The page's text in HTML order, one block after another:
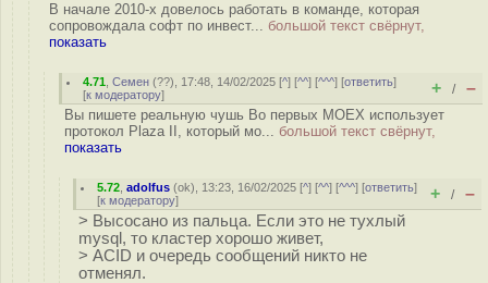
В начале 2010-х довелось работать в команде, которая
сопровождала софт по инвест... большой текст свёрнут,
показать
4.71 ,Семен (??), 17:48, 14/02/2025 [^] [^^] [^^^] [ответить]
[к модератору] + / –
Вы пишете реальную чушь Во первых MOEX использует
протокол Plaza II, который мо... большой текст свёрнут,
показать
5.72 ,adolfus (ok), 13:23, 16/02/2025 [^] [^^] [^^^] [ответить]
[к модератору] + / –
> Высосано из пальца. Если это не тухлый
mysql, то кластер хорошо живет,
> ACID и очередь сообщений никто не
отменял.